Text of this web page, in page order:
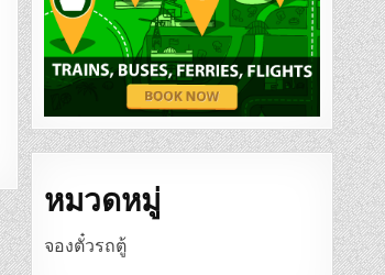
หมวดหมู่
จองตั๋วรถตู้